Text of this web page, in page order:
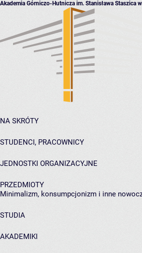
Akademia Górniczo-Hutnicza im. Stanisława Staszica
NA SKRÓTY
STUDENCI, PRACOWNICY
JEDNOSTKI ORGANIZACYJNE
PRZEDMIOTY
Minimalizm, konsumpcjonizm i inne
STUDIA
AKADEMIKI